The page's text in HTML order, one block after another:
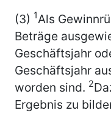
(3) 1Als
Beträge
Geschäftsjahr
Geschäftsjahr
worden sind. 2
Ergebnis zu